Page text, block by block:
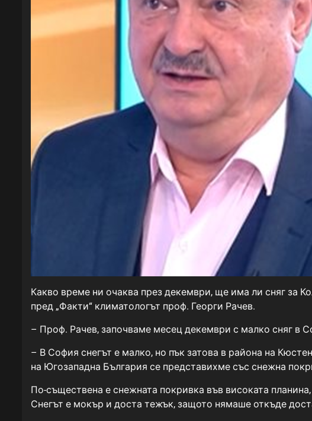
Какво време ни очаква през декември, ще има ли сняг за
пред „Факти“ климатологът проф. Георги Рачев.
– Проф. Рачев, започваме месец декември с малко сняг в
– В София снегът е малко, но пък затова в района на
на Югозападна България се представихме със снежна
По-съществена е снежната покривка във високата
Снегът е мокър и доста тежък, защото нямаше откъде